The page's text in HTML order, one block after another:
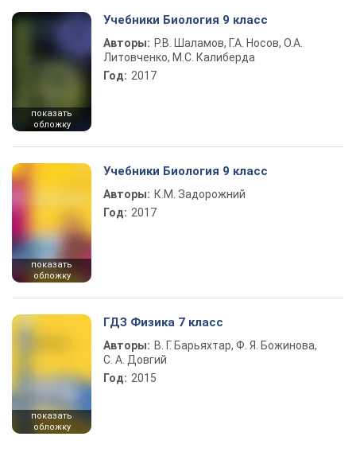
показать
обложку
Учебники Биология 9 класс
Авторы: Р.В. Шаламов, Г.А. Носов, О.А.
Литовченко, М.С. Калиберда
Год: 2017
показать
обложку
Учебники Биология 9 класс
Авторы: К.М. Задорожний
Год: 2017
показать
обложку
ГДЗ Физика 7 класс
Авторы: В. Г. Барьяхтар, Ф. Я. Божинова,
С. А. Довгий
Год: 2015